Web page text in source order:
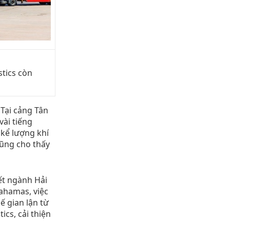
còn
cảng Tân
tiếng
lượng khí
cho thấy
ngành Hải
việc
gian lận từ
cải thiện